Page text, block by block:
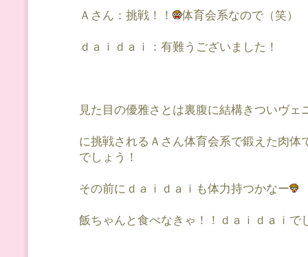
Ａさん：挑戦！！ 体育会系なので（笑）
ｄａｉｄａｉ：有難うございました！
見た目の優雅さとは裏腹に結構きついヴェ
に挑戦されるＡさん体育会系で鍛えた肉体
でしょう！
その前にｄａｉｄａｉも体力持つかなー
飯ちゃんと食べなきゃ！！ｄａｉｄａｉで